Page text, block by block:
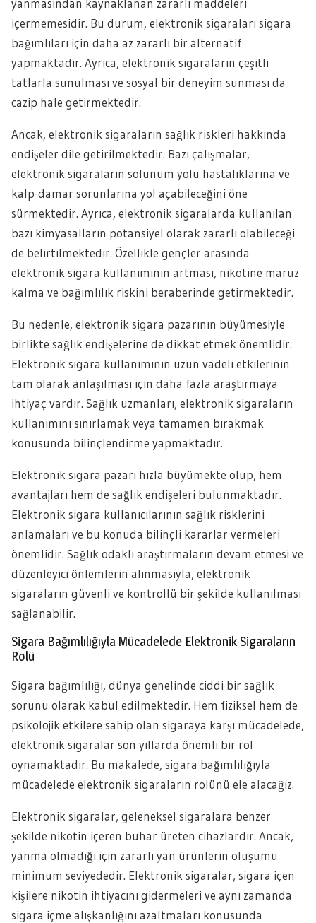
yanmasından kaynaklanan zararlı maddeleri
içermemesidir. Bu durum, elektronik sigaraları sigara
bağımlıları için daha az zararlı bir alternatif
yapmaktadır. Ayrıca, elektronik sigaraların çeşitli
tatlarla sunulması ve sosyal bir deneyim sunması da
cazip hale getirmektedir.
Ancak, elektronik sigaraların sağlık riskleri hakkında
endişeler dile getirilmektedir. Bazı çalışmalar,
elektronik sigaraların solunum yolu hastalıklarına ve
kalp-damar sorunlarına yol açabileceğini öne
sürmektedir. Ayrıca, elektronik sigaralarda kullanılan
bazı kimyasalların potansiyel olarak zararlı olabileceği
de belirtilmektedir. Özellikle gençler arasında
elektronik sigara kullanımının artması, nikotine maruz
kalma ve bağımlılık riskini beraberinde getirmektedir.
Bu nedenle, elektronik sigara pazarının büyümesiyle
birlikte sağlık endişelerine de dikkat etmek önemlidir.
Elektronik sigara kullanımının uzun vadeli etkilerinin
tam olarak anlaşılması için daha fazla araştırmaya
ihtiyaç vardır. Sağlık uzmanları, elektronik sigaraların
kullanımını sınırlamak veya tamamen bırakmak
konusunda bilinçlendirme yapmaktadır.
Elektronik sigara pazarı hızla büyümekte olup, hem
avantajları hem de sağlık endişeleri bulunmaktadır.
Elektronik sigara kullanıcılarının sağlık risklerini
anlamaları ve bu konuda bilinçli kararlar vermeleri
önemlidir. Sağlık odaklı araştırmaların devam etmesi ve
düzenleyici önlemlerin alınmasıyla, elektronik
sigaraların güvenli ve kontrollü bir şekilde kullanılması
sağlanabilir.
Sigara Bağımlılığıyla Mücadelede Elektronik Sigaraların
Rolü
Sigara bağımlılığı, dünya genelinde ciddi bir sağlık
sorunu olarak kabul edilmektedir. Hem fiziksel hem de
psikolojik etkilere sahip olan sigaraya karşı mücadelede,
elektronik sigaralar son yıllarda önemli bir rol
oynamaktadır. Bu makalede, sigara bağımlılığıyla
mücadelede elektronik sigaraların rolünü ele alacağız.
Elektronik sigaralar, geleneksel sigaralara benzer
şekilde nikotin içeren buhar üreten cihazlardır. Ancak,
yanma olmadığı için zararlı yan ürünlerin oluşumu
minimum seviyededir. Elektronik sigaralar, sigara içen
kişilere nikotin ihtiyacını gidermeleri ve aynı zamanda
sigara içme alışkanlığını azaltmaları konusunda